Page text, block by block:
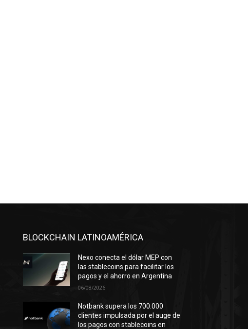
BLOCKCHAIN LATINOAMÉRICA
Nexo conecta el dólar MEP con
las stablecoins para facilitar los
pagos y el ahorro en Argentina
06/08/2026
Notbank supera los 700.000
clientes impulsada por el auge de
los pagos con stablecoins en